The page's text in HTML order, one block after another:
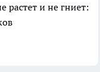
растет и не гниет: